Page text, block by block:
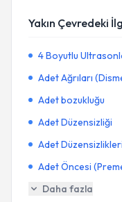
Yakın Çevredeki
4 Boyutlu
Adet Ağrıları
Adet bozukluğu
Adet Düzensizliği
Adet Düzensizlikleri
Adet Öncesi
Daha fazla